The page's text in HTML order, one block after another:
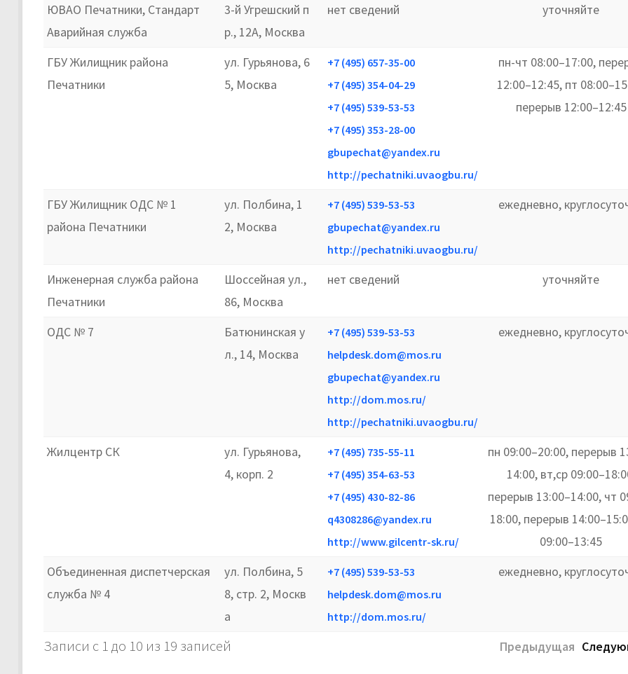
ЮВАО Печатники, Стандарт
Аварийная служба
3-й Угрешский п
р., 12А, Москва
нет сведений уточняйте
ГБУ Жилищник района
Печатники
ул. Гурьянова, 6
5, Москва
+7 (495) 657-35-00
+7 (495) 354-04-29
+7 (495) 539-53-53
+7 (495) 353-28-00
gbupechat@yandex.ru
http://pechatniki.uvaogbu.ru/
пн-чт 08:00–17:00,
12:00–12:45, пт
перерыв 12:00–12:45
ГБУ Жилищник ОДС № 1
района Печатники
ул. Полбина, 1
2, Москва
+7 (495) 539-53-53
gbupechat@yandex.ru
http://pechatniki.uvaogbu.ru/
ежедневно,
Инженерная служба района
Печатники
Шоссейная ул.,
86, Москва
нет сведений уточняйте
ОДС № 7
Батюнинская у
л., 14, Москва
+7 (495) 539-53-53
helpdesk.dom@mos.ru
gbupechat@yandex.ru
http://dom.mos.ru/
http://pechatniki.uvaogbu.ru/
ежедневно,
Жилцентр СК
ул. Гурьянова,
4, корп. 2
+7 (495) 735-55-11
+7 (495) 354-63-53
+7 (495) 430-82-86
q4308286@yandex.ru
http://www.gilcentr-sk.ru/
пн 09:00–20:00, перерыв
14:00, вт,ср
перерыв 13:00–14:00, чт
18:00, перерыв
09:00–13:45
Объединенная диспетчерская
служба № 4
ул. Полбина, 5
8, стр. 2, Москв
а
+7 (495) 539-53-53
helpdesk.dom@mos.ru
http://dom.mos.ru/
ежедневно,
Записи с 1 до 10 из 19 записей Предыдущая